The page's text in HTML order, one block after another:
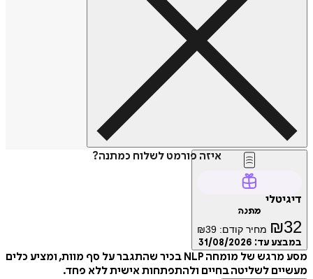
איזה פורמט לשלוח כמתנה?
דיגיטלי
מתנה
₪32 מחיר קודם: ₪39
במבצע עד: 31/08/2026
מסע מרגש של מומחה NLP בכיר שהתגבר על סף מוות, ומציע כלים
מעשיים לשליטה בחיים ולהתפתחות אישית ללא פחד.